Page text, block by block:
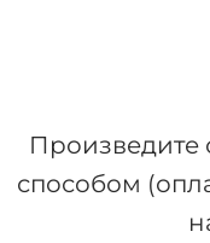
Произведите
способом